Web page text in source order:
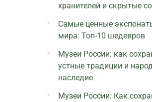
хранителей и скрытые
Самые ценные
мира: Топ-10 шедевров
Музеи России: как
устные традиции и
наследие
Музеи России: Как